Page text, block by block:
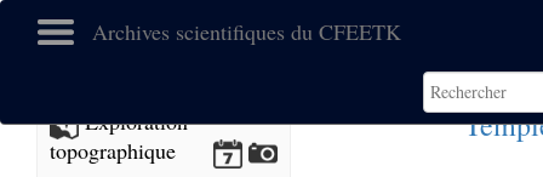
Archives scientifiques du CFEETK
Exploration
topographique